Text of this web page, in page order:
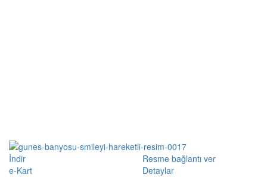
İndir
Resme bağlantı ver
e-Kart
Detaylar